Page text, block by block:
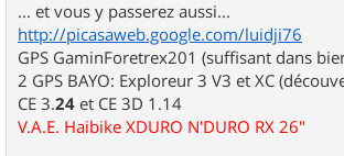
... et vous y passerez aussi...
http://picasaweb.google.com/luidji76
GPS GaminForetrex201 (suffisant dans
2 GPS BAYO: Exploreur 3 V3 et XC
CE 3.24 et CE 3D 1.14
V.A.E. Haibike XDURO N'DURO RX 26"